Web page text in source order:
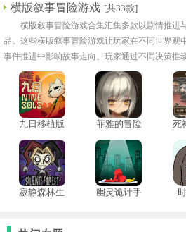
横版叙事冒险游戏 [共33款]
横版叙事冒险游戏合集汇集多款以剧情推进
品。这些横版叙事冒险游戏让玩家在不同世界观
事件推进中影响故事走向。玩家通过不同决策推
角色背景信息。这些游戏在叙事风格上各具特色
简单但内容层次丰富。
九日移植版 菲雅的冒险
死
寂静森林生
幽灵诡计手